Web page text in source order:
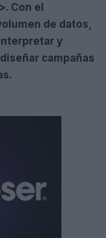
Con el
de datos,
y
campañas